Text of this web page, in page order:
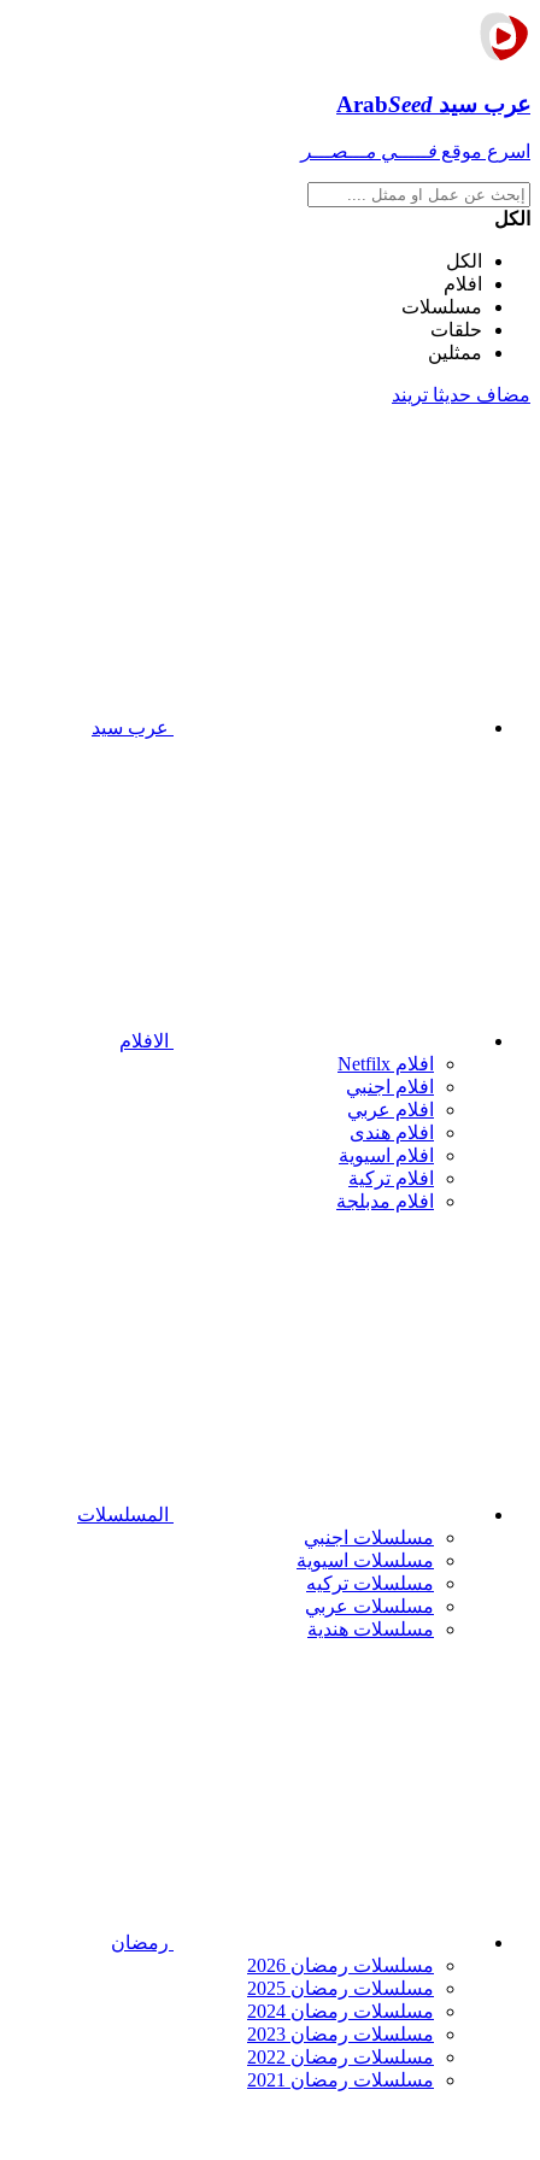
عرب سيد ArabSeed
اسرع موقع فـــــي مـــصـــر
الكل
الكل
افلام
مسلسلات
حلقات
ممثلين
مضاف حديثا تريند
عرب سيد
الافلام
افلام Netfilx
افلام اجنبي
افلام عربي
افلام هندى
افلام اسيوية
افلام تركية
افلام مدبلجة
المسلسلات
مسلسلات اجنبي
مسلسلات اسيوية
مسلسلات تركيه
مسلسلات عربي
مسلسلات هندية
رمضان
مسلسلات رمضان 2026
مسلسلات رمضان 2025
مسلسلات رمضان 2024
مسلسلات رمضان 2023
مسلسلات رمضان 2022
مسلسلات رمضان 2021